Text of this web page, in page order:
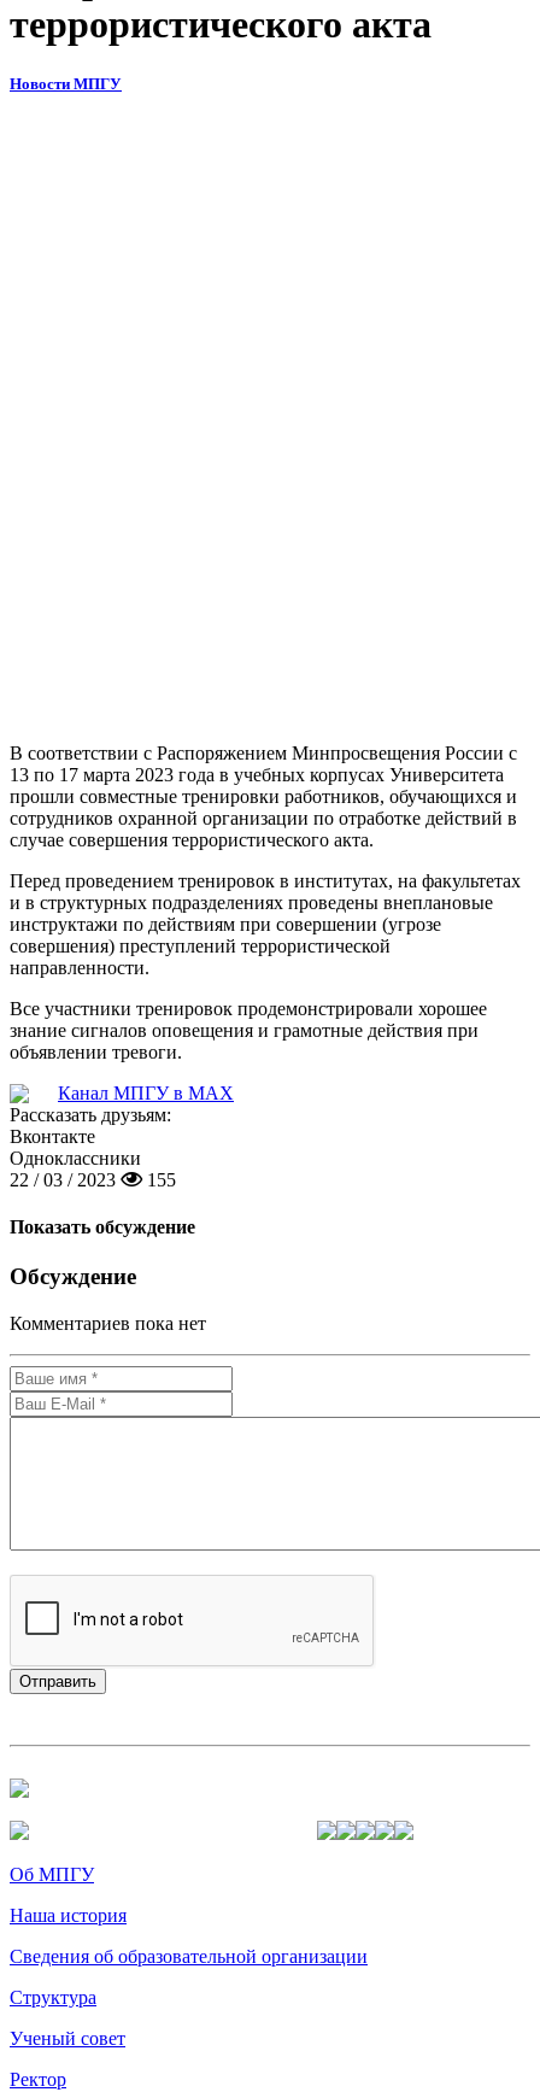
террористического акта
Новости МПГУ
В соответствии с Распоряжением Минпросвещения России с
13 по 17 марта 2023 года в учебных корпусах Университета
прошли совместные тренировки работников, обучающихся и
сотрудников охранной организации по отработке действий в
случае совершения террористического акта.
Перед проведением тренировок в институтах, на факультетах
и в структурных подразделениях проведены внеплановые
инструктажи по действиям при совершении (угрозе
совершения) преступлений террористической
направленности.
Все участники тренировок продемонстрировали хорошее
знание сигналов оповещения и грамотные действия при
объявлении тревоги.
Канал МПГУ в MAX
Рассказать друзьям:
Вконтакте
Одноклассники
22 / 03 / 2023
155
Показать обсуждение
Обсуждение
Комментариев пока нет
Об МПГУ
Наша история
Сведения об образовательной организации
Структура
Ученый совет
Ректор